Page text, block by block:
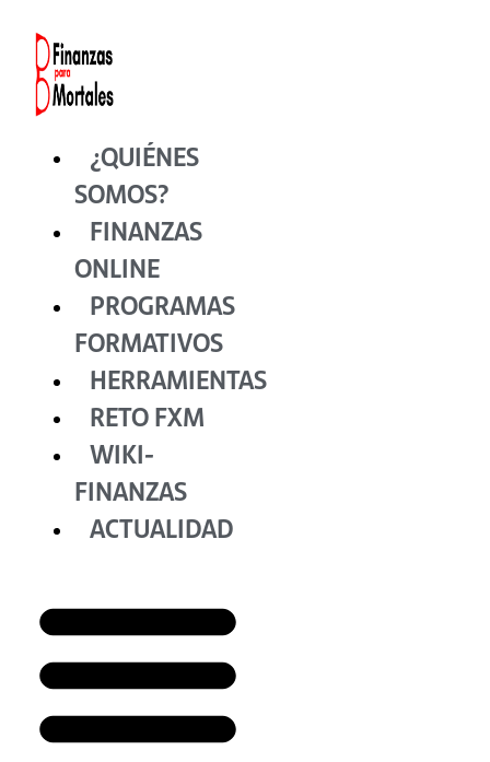
contenido
¿QUIÉNES
SOMOS?
FINANZAS
ONLINE
PROGRAMAS
FORMATIVOS
HERRAMIENTAS
RETO FXM
WIKI-
FINANZAS
ACTUALIDAD